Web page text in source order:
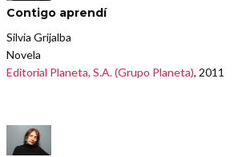
Contigo aprendí
Silvia Grijalba
Novela
Editorial Planeta, S.A. (Grupo Planeta), 2011